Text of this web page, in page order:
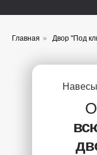
Главная » Двор "Под